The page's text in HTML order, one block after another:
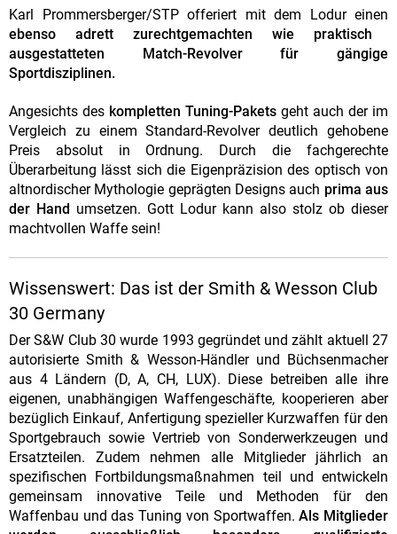
Karl Prommersberger/STP offeriert mit dem Lodur einen
ebenso adrett zurechtgemachten wie praktisch
ausgestatteten Match-Revolver für gängige
Sportdisziplinen.
Angesichts des kompletten Tuning-Pakets geht auch der im
Vergleich zu einem Standard-Revolver deutlich gehobene
Preis absolut in Ordnung. Durch die fachgerechte
Überarbeitung lässt sich die Eigenpräzision des optisch von
altnordischer Mythologie geprägten Designs auch prima aus
der Hand umsetzen. Gott Lodur kann also stolz ob dieser
machtvollen Waffe sein!
Wissenswert: Das ist der Smith & Wesson Club
30 Germany
Der S&W Club 30 wurde 1993 gegründet und zählt aktuell 27
autorisierte Smith & Wesson-Händler und Büchsenmacher
aus 4 Ländern (D, A, CH, LUX). Diese betreiben alle ihre
eigenen, unabhängigen Waffengeschäfte, kooperieren aber
bezüglich Einkauf, Anfertigung spezieller Kurzwaffen für den
Sportgebrauch sowie Vertrieb von Sonderwerkzeugen und
Ersatzteilen. Zudem nehmen alle Mitglieder jährlich an
spezifischen Fortbildungsmaßnahmen teil und entwickeln
gemeinsam innovative Teile und Methoden für den
Waffenbau und das Tuning von Sportwaffen.Als Mitglieder